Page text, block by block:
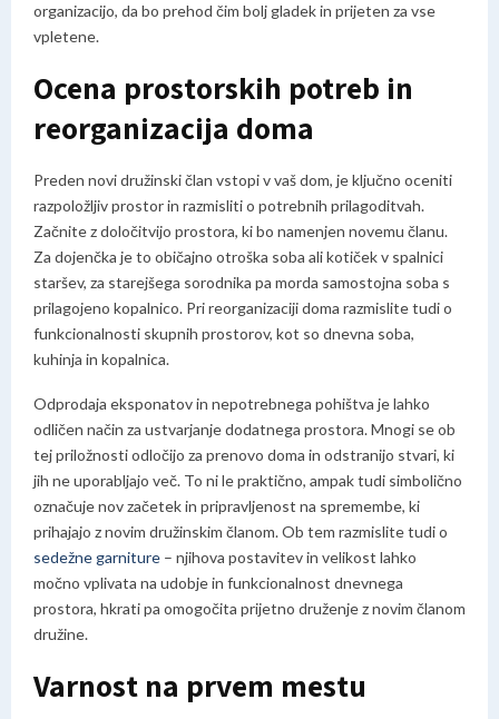
organizacijo, da bo prehod čim bolj gladek in prijeten za vse
vpletene.
Ocena prostorskih potreb in
reorganizacija doma
Preden novi družinski član vstopi v vaš dom, je ključno oceniti
razpoložljiv prostor in razmisliti o potrebnih prilagoditvah.
Začnite z določitvijo prostora, ki bo namenjen novemu članu.
Za dojenčka je to običajno otroška soba ali kotiček v spalnici
staršev, za starejšega sorodnika pa morda samostojna soba s
prilagojeno kopalnico. Pri reorganizaciji doma razmislite tudi o
funkcionalnosti skupnih prostorov, kot so dnevna soba,
kuhinja in kopalnica.
Odprodaja eksponatov in nepotrebnega pohištva je lahko
odličen način za ustvarjanje dodatnega prostora. Mnogi se ob
tej priložnosti odločijo za prenovo doma in odstranijo stvari, ki
jih ne uporabljajo več. To ni le praktično, ampak tudi simbolično
označuje nov začetek in pripravljenost na spremembe, ki
prihajajo z novim družinskim članom. Ob tem razmislite tudi o
sedežne garniture – njihova postavitev in velikost lahko
močno vplivata na udobje in funkcionalnost dnevnega
prostora, hkrati pa omogočita prijetno druženje z novim članom
družine.
Varnost na prvem mestu